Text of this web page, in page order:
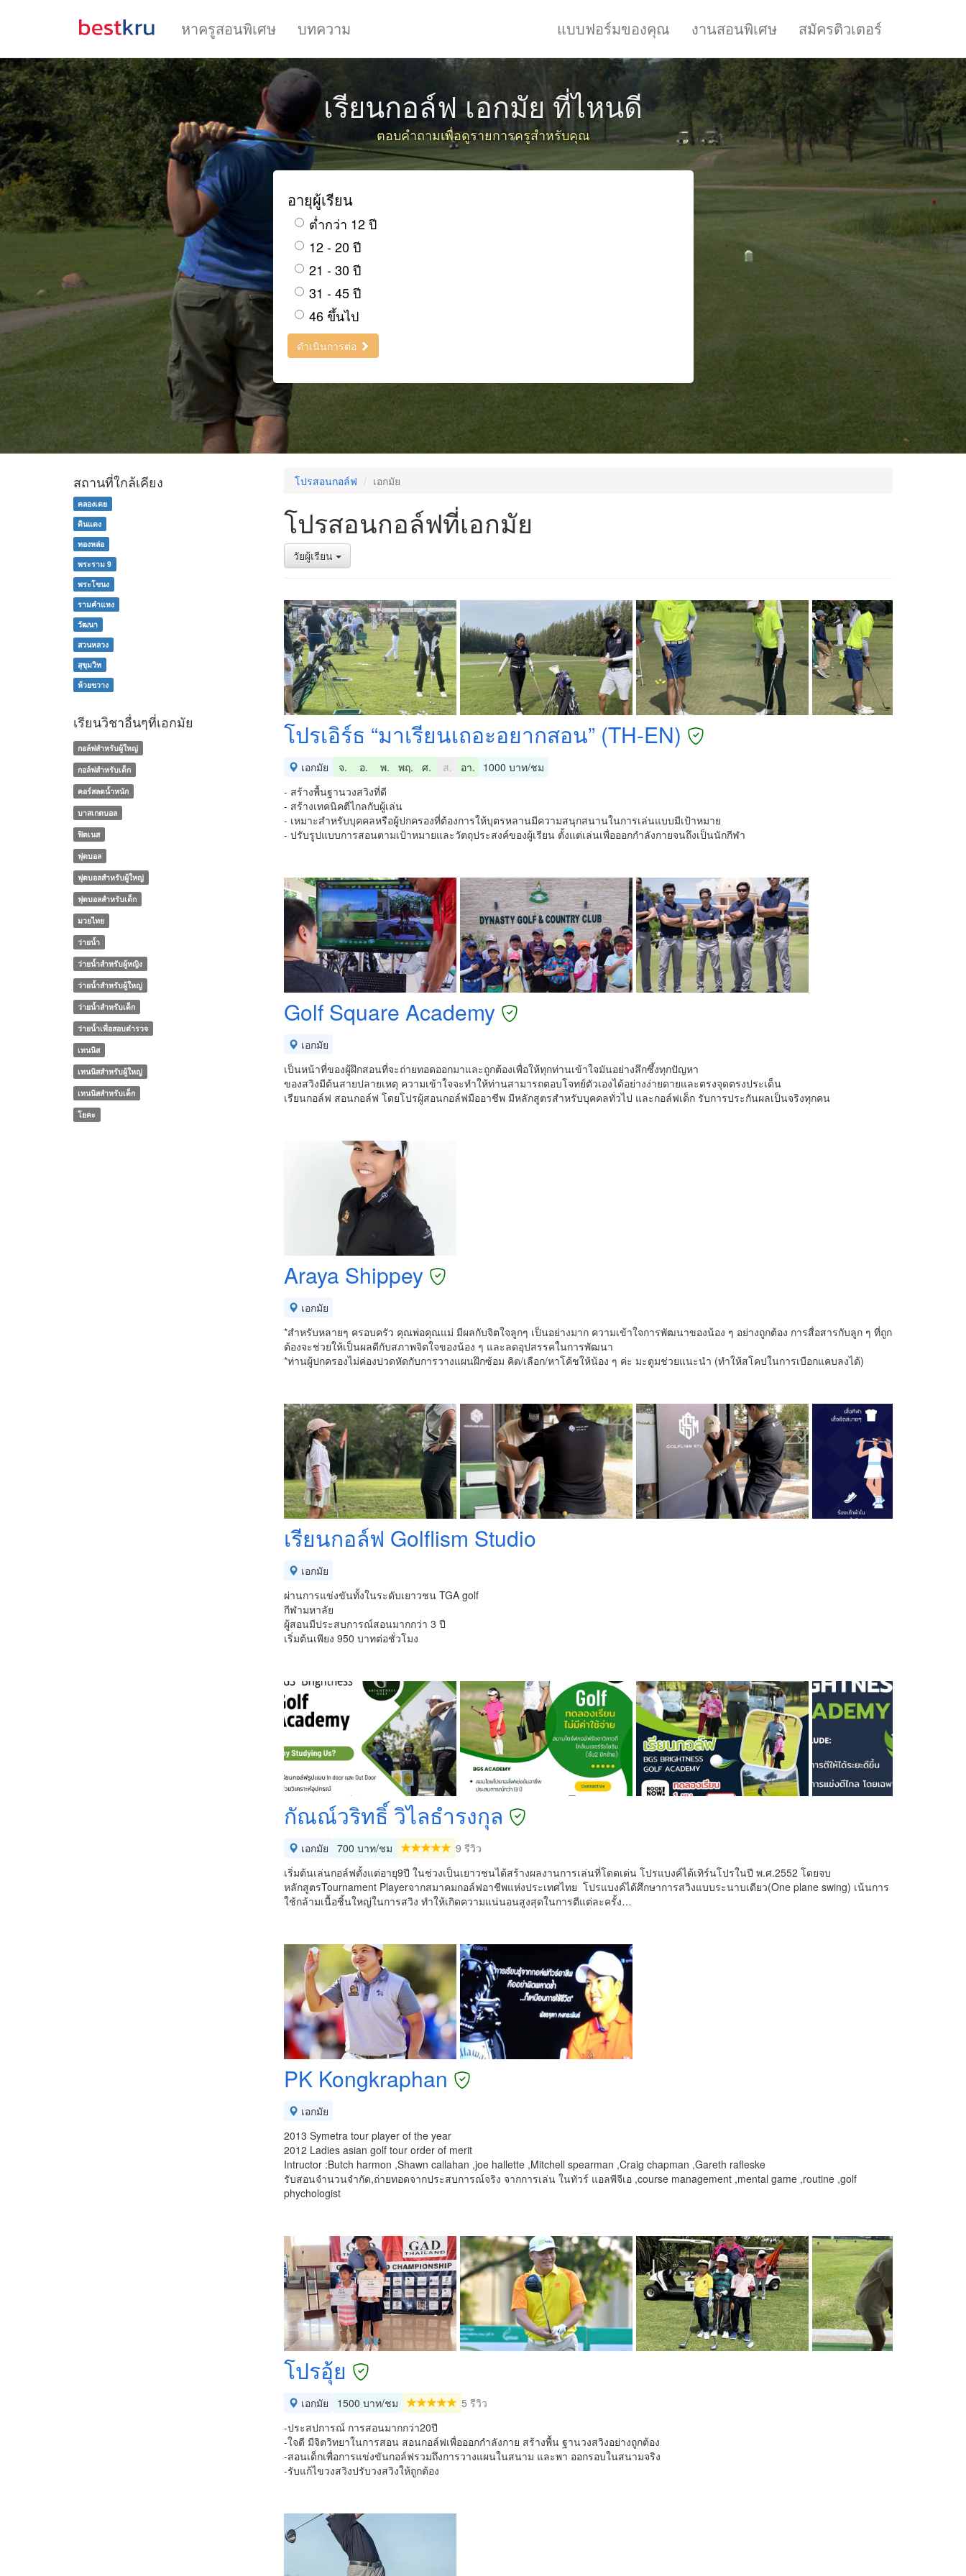
หาครูสอนพิเศษ บทความ แบบฟอร์มของคุณ งานสอนพิเศษ สมัครติวเตอร์
เรียนกอล์ฟ เอกมัย ที่ไหนดี
ตอบคำถามเพื่อดูรายการครูสำหรับคุณ
อายุผู้เรียน
ต่ำกว่า 12 ปี
12 - 20 ปี
21 - 30 ปี
31 - 45 ปี
46 ขึ้นไป
ดำเนินการต่อ
โปรสอนกอล์ฟ เอกมัย
โปรสอนกอล์ฟที่เอกมัย
วัยผู้เรียน
โปรเอิร์ธ “มาเรียนเถอะอยากสอน” (TH-EN)
เอกมัย จ. อ. พ. พฤ. ศ. ส. อา.
1000 บาท/ชม
- สร้างพื้นฐานวงสวิงที่ดี
- สร้างเทคนิคตีไกลกับผู้เล่น
- เหมาะสำหรับบุคคลหรือผู้ปกครองที่ต้องการให้บุตรหลานมีความสนุกสนานในการเล่นแบบมีเป้าหมาย
- ปรับรูปแบบการสอนตามเป้าหมายและวัตถุประสงค์ของผู้เรียน ตั้งแต่เล่นเพื่อออกกำลังกายจนถึงเป็นนักกีฬา
Golf Square Academy
เอกมัย
เป็นหน้าที่ของผู้ฝึกสอนที่จะถ่ายทอดออกมาและถูกต้องเพื่อให้ทุกท่านเข้าใจมันอย่างลึกซึ้งทุกปัญหา
ของสวิงมีต้นสายปลายเหตุ ความเข้าใจจะทำให้ท่านสามารถตอบโจทย์ตัวเองได้อย่างง่ายดายและตรงจุดตรงประเด็น
เรียนกอล์ฟ สอนกอล์ฟ โดยโปรผู้สอนกอล์ฟมืออาชีพ มีหลักสูตรสำหรับบุคคลทั่วไป และกอล์ฟเด็ก รับการประกันผลเป็นจริงทุกคน
Araya Shippey
เอกมัย
*สำหรับหลายๆ ครอบครัว คุณพ่อคุณแม่ มีผลกับจิตใจลูกๆ เป็นอย่างมาก ความเข้าใจการพัฒนาของน้อง ๆ อย่างถูกต้อง การสื่อสารกับลูก ๆ ที่ถูก
ต้องจะช่วยให้เป็นผลดีกับสภาพจิตใจของน้อง ๆ และลดอุปสรรคในการพัฒนา
*ท่านผู้ปกครองไม่ค่องปวดหัดกับการวางแผนฝึกซ้อม คิด/เลือก/หาโค้ชให้น้อง ๆ ค่ะ มะตูมช่วยแนะนำ (ทำให้สโคปในการเบือกแคบลงได้)
เรียนกอล์ฟ Golflism Studio
เอกมัย
ผ่านการแข่งขันทั้งในระดับเยาวชน TGA golf
กีฬามหาลัย
ผู้สอนมีประสบการณ์สอนมากกว่า 3 ปี
เริ่มต้นเพียง 950 บาทต่อชั่วโมง
กัณณ์วริทธิ์ วิไลธำรงกุล
เอกมัย 700 บาท/ชม
9 รีวิว
เริ่มต้นเล่นกอล์ฟตั้งแต่อายุ9ปี ในช่วงเป็นเยาวชนได้สร้างผลงานการเล่นที่โดดเด่น โปรแบงค์ได้เทิร์นโปรในปี พ.ศ.2552 โดยจบ
หลักสูตรTournament Playerจากสมาคมกอล์ฟอาชีพแห่งประเทศไทย โปรแบงค์ได้ศึกษาการสวิงแบบระนาบเดียว(One plane swing) เน้นการ
ใช้กล้ามเนื้อชิ้นใหญ่ในการสวิง ทำให้เกิดความแน่นอนสูงสุดในการตีแต่ละครั้ง…
PK Kongkraphan
เอกมัย
2013 Symetra tour player of the year
2012 Ladies asian golf tour order of merit
Intructor :Butch harmon ,Shawn callahan ,joe hallette ,Mitchell spearman ,Craig chapman ,Gareth rafleske
รับสอนจำนวนจำกัด,ถ่ายทอดจากประสบการณ์จริง จากการเล่น ในทัวร์ แอลพีจีเอ ,course management ,mental game ,routine ,golf
phychologist
โปรอุ้ย
เอกมัย 1500 บาท/ชม
5 รีวิว
-ประสปการณ์ การสอนมากกว่า20ปี
-ใจดี มีจิตวิทยาในการสอน สอนกอล์ฟเพื่อออกกำลังกาย สร้างพื้น ฐานวงสวิงอย่างถูกต้อง
-สอนเด็กเพื่อการแข่งขันกอล์ฟรวมถึงการวางแผนในสนาม และพา ออกรอบในสนามจริง
-รับแก้ไขวงสวิงปรับวงสวิงให้ถูกต้อง
สถานที่ใกล้เคียง
คลองเตย
ดินแดง
ทองหล่อ
พระราม 9
พระโขนง
รามคำแหง
วัฒนา
สวนหลวง
สุขุมวิท
ห้วยขวาง
เรียนวิชาอื่นๆที่เอกมัย
กอล์ฟสำหรับผู้ใหญ่
กอล์ฟสำหรับเด็ก
คอร์สลดน้ำหนัก
บาสเกตบอล
ฟิตเนส
ฟุตบอล
ฟุตบอลสำหรับผู้ใหญ่
ฟุตบอลสำหรับเด็ก
มวยไทย
ว่ายน้ำ
ว่ายน้ำสำหรับผู้หญิง
ว่ายน้ำสำหรับผู้ใหญ่
ว่ายน้ำสำหรับเด็ก
ว่ายน้ำเพื่อสอบตำรวจ
เทนนิส
เทนนิสสำหรับผู้ใหญ่
เทนนิสสำหรับเด็ก
โยคะ